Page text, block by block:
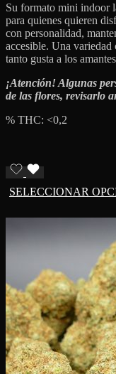
Su formato mini indoor
para quienes quieren
con personalidad,
accesible. Una variedad
tanto gusta a los
¡Atención! Algunas
de las flores, revisarlo
% THC: <0,2
SELECCIONAR